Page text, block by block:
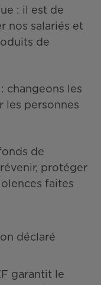
: il est de
nos salariés et
de
changeons les
les personnes
de
protéger
faites
déclaré
garantit le